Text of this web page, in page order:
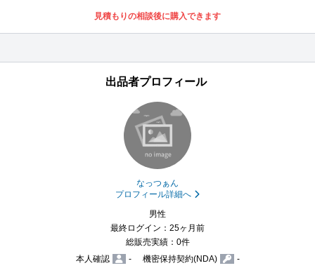
見積もりの相談後に購入できます
出品者プロフィール
なっつぁん
プロフィール詳細へ
男性
最終ログイン：25ヶ月前
総販売実績：0件
本人確認
- 機密保持契約(NDA) -